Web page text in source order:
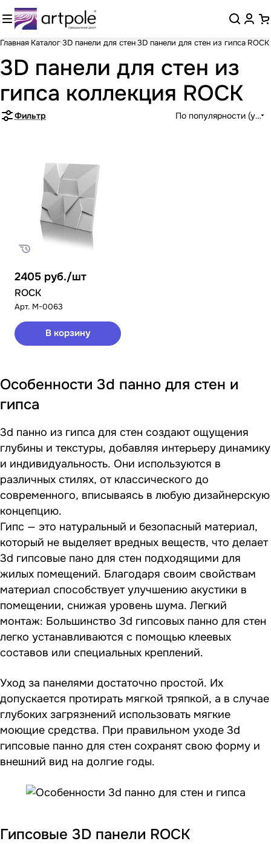
Главная Каталог3D панели для стен3D панели для стен из гипса ROCK
3D панели для стен из
гипса коллекция ROCK
Фильтр По популярности
2405 руб./шт
ROCK
Арт. M-0063
В корзину
Особенности 3d панно для стен и
гипса
3d панно из гипса для стен создают ощущения
глубины и текстуры, добавляя интерьеру динамику
и индивидуальность. Они используются в
различных стилях, от классического до
современного, вписываясь в любую дизайнерскую
концепцию.
Гипс — это натуральный и безопасный материал,
который не выделяет вредных веществ, что делает
3d гипсовые пано для стен подходящими для
жилых помещений. Благодаря своим свойствам
материал способствует улучшению акустики в
помещении, снижая уровень шума. Легкий
монтаж: Большинство 3d гипсовых панно для стен
легко устанавливаются с помощью клеевых
составов или специальных креплений.
Уход за панелями достаточно простой. Их
допускается протирать мягкой тряпкой, а в случае
глубоких загрязнений использовать мягкие
моющие средства. При правильном уходе 3d
гипсовые панно для стен сохранят свою форму и
внешний вид на долгие годы.
Гипсовые 3D панели ROCK